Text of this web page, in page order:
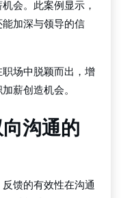
会。此案例显示，
加深与领导的信
场中脱颖而出，增
薪创造机会。
沟通的
馈的有效性在沟通